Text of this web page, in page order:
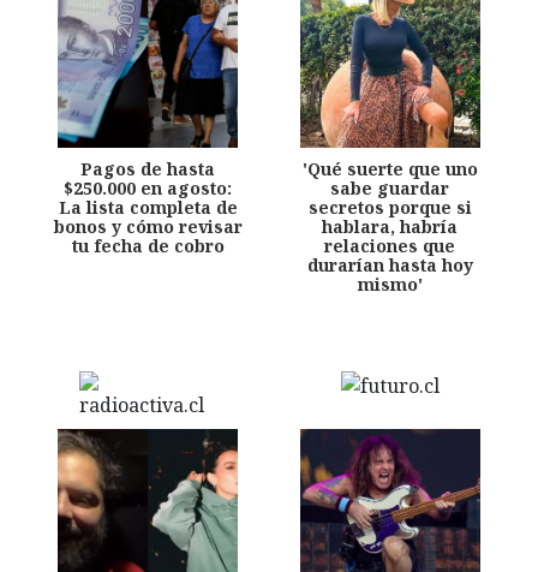
Pagos de hasta
$250.000 en agosto:
La lista completa de
bonos y cómo revisar
tu fecha de cobro
'Qué suerte que uno
sabe guardar
secretos porque si
hablara, habría
relaciones que
durarían hasta hoy
mismo'